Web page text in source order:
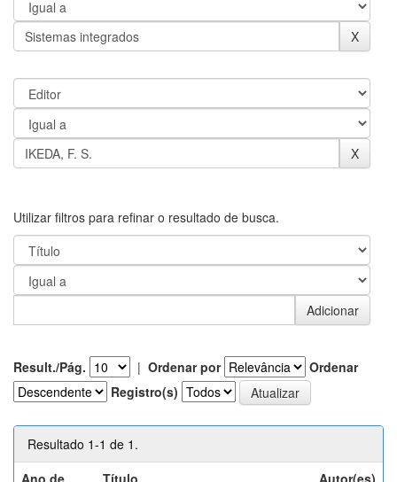
Utilizar filtros para refinar o resultado de busca.
Result./Pág. | Ordenar por
Ordenar
Registro(s)
Resultado 1-1 de 1.
Ano de
Título Autor(es)